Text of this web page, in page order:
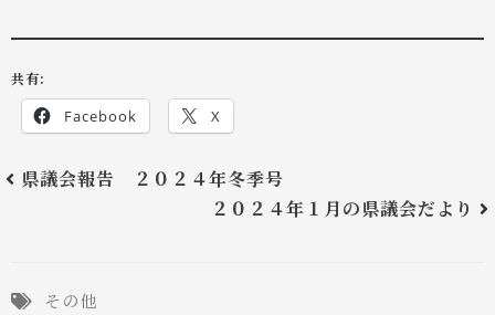
共有:
Facebook X
県議会報告 ２０２４年冬季号
２０２４年１月の県議会だより
その他